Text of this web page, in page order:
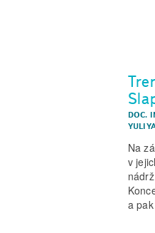
DOC.
Na
v
a